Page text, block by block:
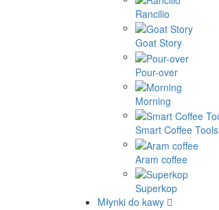
Rancilio
Goat Story
Pour-over
Morning
Smart Coffee Tools
Aram coffee
Superkop
Młynki do kawy